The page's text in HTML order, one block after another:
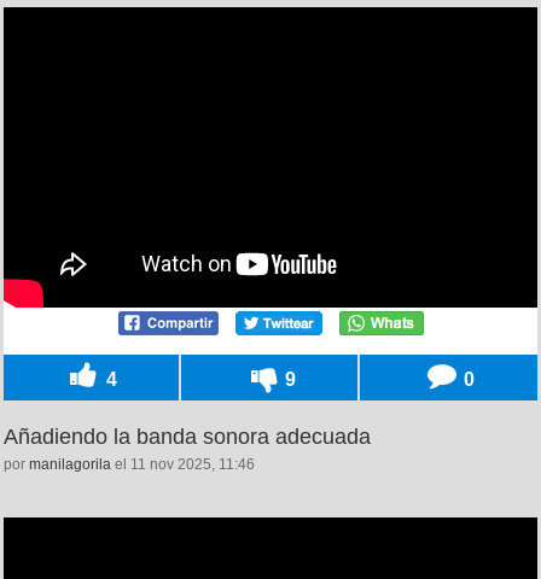
4 9 0
Añadiendo la banda sonora adecuada
por manilagorila el 11 nov 2025, 11:46